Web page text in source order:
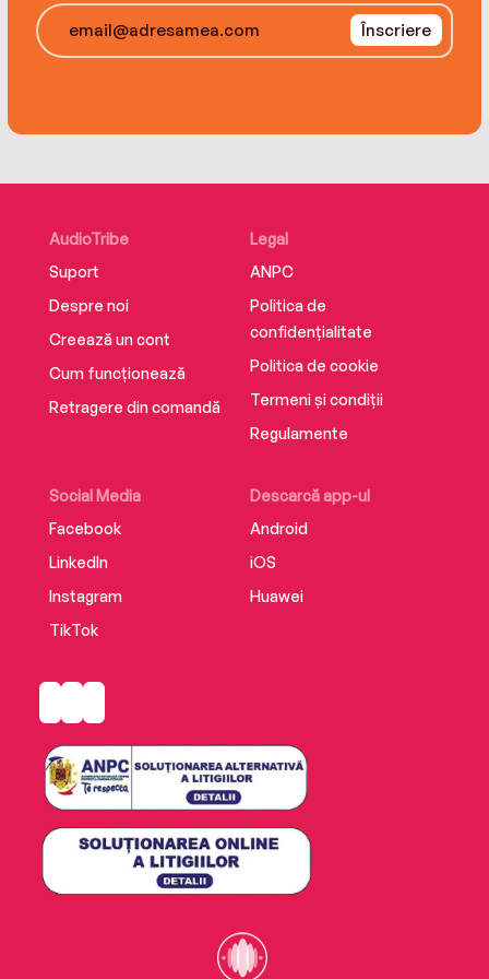
Înscriere
AudioTribe
Suport
Despre noi
Creează un cont
Cum funcționează
Retragere din comandă
Social Media
Facebook
LinkedIn
Instagram
TikTok
Descarcă app-ul
Android
iOS
Huawei
Legal
ANPC
Politica de
confidențialitate
Politica de cookie
Termeni și condiții
Regulamente